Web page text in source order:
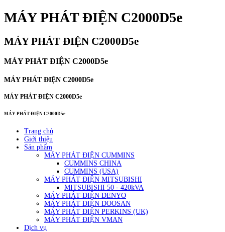
MÁY PHÁT ĐIỆN C2000D5e
MÁY PHÁT ĐIỆN C2000D5e
MÁY PHÁT ĐIỆN C2000D5e
MÁY PHÁT ĐIỆN C2000D5e
MÁY PHÁT ĐIỆN C2000D5e
MÁY PHÁT ĐIỆN C2000D5e
Trang chủ
Giới thiệu
Sản phẩm
MÁY PHÁT ĐIỆN CUMMINS
CUMMINS CHINA
CUMMINS (USA)
MÁY PHÁT ĐIỆN MITSUBISHI
MITSUBISHI 50 - 420kVA
MÁY PHÁT ĐIỆN DENYO
MÁY PHÁT ĐIỆN DOOSAN
MÁY PHÁT ĐIỆN PERKINS (UK)
MÁY PHÁT ĐIỆN VMAN
Dịch vụ